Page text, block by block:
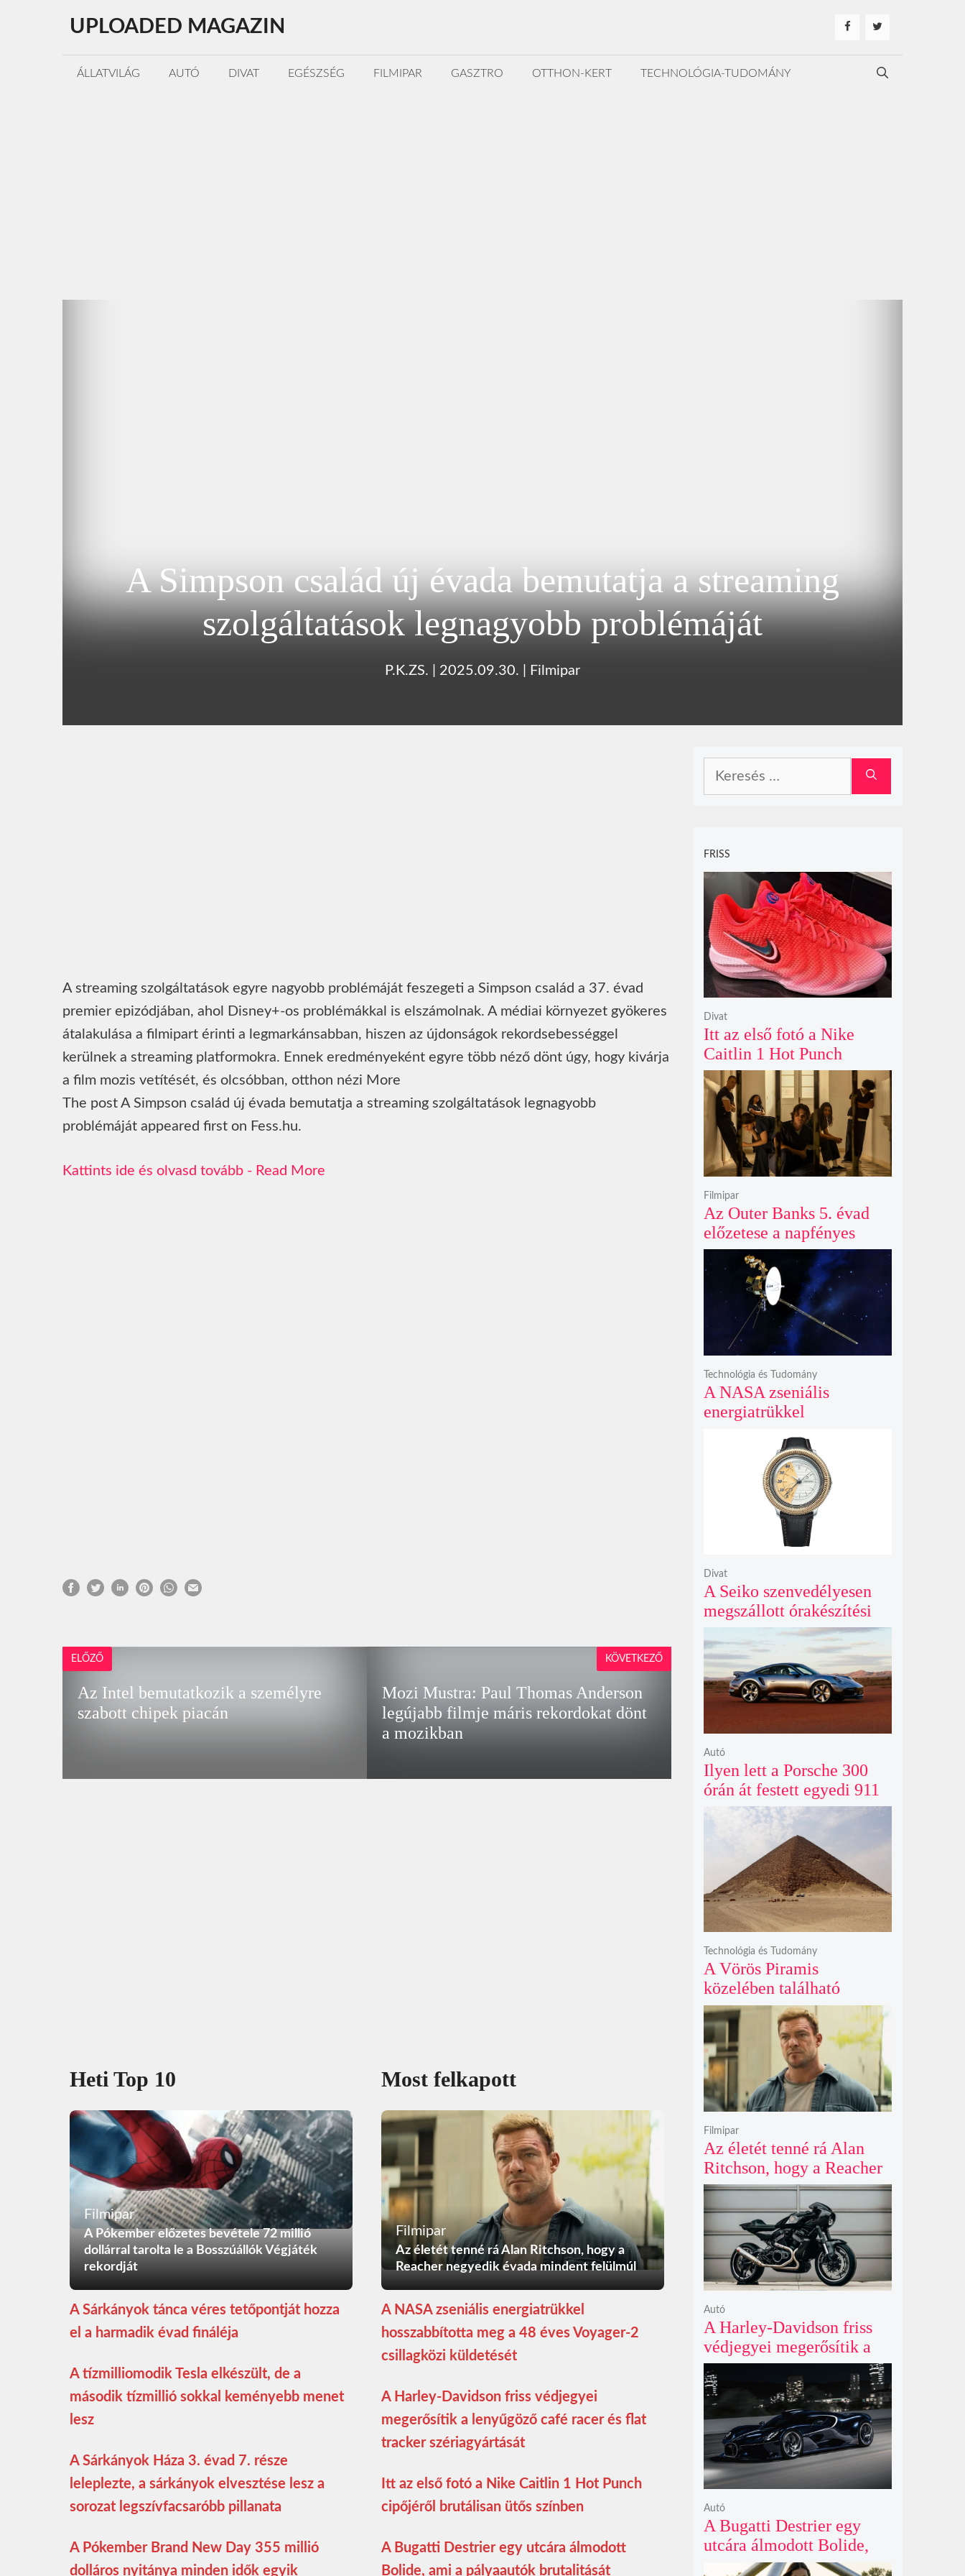
tartalomba
UPLOADED MAGAZIN
ÁLLATVILÁG AUTÓ DIVAT EGÉSZSÉG FILMIPAR GASZTRO OTTHON-KERT TECHNOLÓGIA-TUDOMÁNY
A Simpson család új évada bemutatja a streaming
szolgáltatások legnagyobb problémáját
P.K.ZS. 2025.09.30. Filmipar
A streaming szolgáltatások egyre nagyobb problémáját feszegeti a Simpson család a 37. évad
premier epizódjában, ahol Disney+-os problémákkal is elszámolnak. A médiai környezet gyökeres
átalakulása a filmipart érinti a legmarkánsabban, hiszen az újdonságok rekordsebességgel
kerülnek a streaming platformokra. Ennek eredményeként egyre több néző dönt úgy, hogy kivárja
a film mozis vetítését, és olcsóbban, otthon nézi More
The post A Simpson család új évada bemutatja a streaming szolgáltatások legnagyobb
problémáját appeared first on Fess.hu.
Read More
ELŐZŐ
Az Intel bemutatkozik a személyre
szabott chipek piacán
Mozi Mustra: Paul Thomas Anderson
legújabb filmje máris rekordokat dönt
a mozikban
KÖVETKEZŐ
Heti Top 10
Filmipar
A Pókember előzetes bevétele 72 millió
dollárral tarolta le a Bosszúállók Végjáték
rekordját
A Sárkányok tánca véres tetőpontját hozza
el a harmadik évad fináléja
A tízmilliomodik Tesla elkészült, de a
második tízmillió sokkal keményebb menet
lesz
A Sárkányok Háza 3. évad 7. része
leleplezte, a sárkányok elvesztése lesz a
sorozat legszívfacsaróbb pillanata
A Pókember Brand New Day 355 millió
dolláros nyitánya minden idők egyik
Most felkapott
Filmipar
Az életét tenné rá Alan Ritchson, hogy a
Reacher negyedik évada mindent felülmúl
A NASA zseniális energiatrükkel
hosszabbította meg a 48 éves Voyager-2
csillagközi küldetését
A Harley-Davidson friss védjegyei
megerősítik a lenyűgöző café racer és flat
tracker szériagyártását
Itt az első fotó a Nike Caitlin 1 Hot Punch
cipőjéről brutálisan ütős színben
A Bugatti Destrier egy utcára álmodott
Bolide, ami a pályaautók brutalitását
FRISS
Itt az első fotó a Nike
Caitlin 1 Hot Punch
cipőjéről brutálisan ütős
színben
Divat
Az Outer Banks 5. évad
előzetese a napfényes
kalandok helyett
kíméletlen
bosszúhadjáratot ígér
Filmipar
A NASA zseniális
energiatrükkel
éves Voyager-2 csillagközi
küldetését
Technológia és Tudomány
A Seiko szenvedélyesen
megszállott órakészítési
kiállítása végre Londonba
érkezik idén nyáron
Divat
Ilyen lett a Porsche 300
órán át festett egyedi 911
Turbo S-e, ami ausztrál
naplementéből született
Autó
A Vörös Piramis
közelében található
rejtélyes vonalak nem
kőszállító rámpák, hanem
egy ókori gátrendszer
részei lehetnek
Technológia és Tudomány
Az életét tenné rá Alan
Ritchson, hogy a Reacher
negyedik évada mindent
felülmúl
Filmipar
A Harley-Davidson friss
védjegyei megerősítik a
lenyűgöző café racer és
flat tracker szériagyártását
Autó
A Bugatti Destrier egy
utcára álmodott Bolide,
ami a pályaautók
Autó